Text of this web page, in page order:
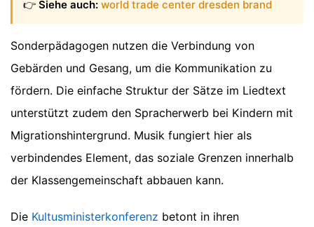
👉 Siehe auch: world trade center dresden brand
Sonderpädagogen nutzen die Verbindung von
Gebärden und Gesang, um die Kommunikation zu
fördern. Die einfache Struktur der Sätze im Liedtext
unterstützt zudem den Spracherwerb bei Kindern mit
Migrationshintergrund. Musik fungiert hier als
verbindendes Element, das soziale Grenzen innerhalb
der Klassengemeinschaft abbauen kann.
Die Kultusministerkonferenz betont in ihren